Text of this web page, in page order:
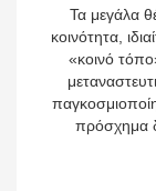
Τα μεγάλα θέματα που απασχολούν την παγκόσμια
κοινότητα,
«κοινό
πρόσχημα